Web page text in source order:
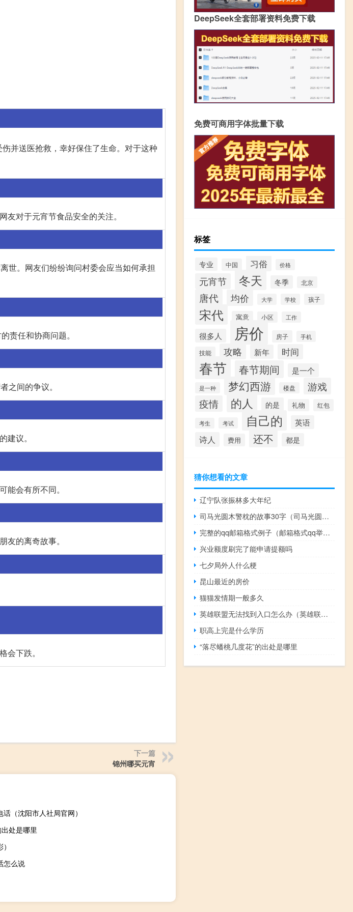
并送医抢救，幸好保住了生命。对于这种
对于元宵节食品安全的关注。
世。网友们纷纷询问村委会应当如何承担
责任和协商问题。
之间的争议。
建议。
会有所不同。
的离奇故事。
下跌。
下一篇
锦州哪买元宵
（沈阳市人社局官网）
处是哪里
怎么说
DeepSeek全套部署资料免费下载
免费可商用字体批量下载
标签
专业 中国 习俗 价格
元宵节 冬天 冬季 北京
唐代 均价 大学 学校 孩子
宋代 寓意 小区 工作
很多人 房价 房子 手机
技能 攻略 新年 时间
春节 春节期间 是一个
是一种 梦幻西游 楼盘 游戏
疫情 的人 的是 礼物 红包
考生 考试 自己的 英语
诗人 费用 还不 都是
猜你想看的文章
辽宁队张振林多大年纪
司马光圆木警枕的故事30字（司马光圆木警枕的故事）
完整的qq邮箱格式例子（邮箱格式qq举个例子）
兴业额度刷完了能申请提额吗
七夕局外人什么梗
昆山最近的房价
猫猫发情期一般多久
英雄联盟无法找到入口怎么办（英雄联盟无法找到入口）
职高上完是什么学历
“落尽蟠桃几度花”的出处是哪里